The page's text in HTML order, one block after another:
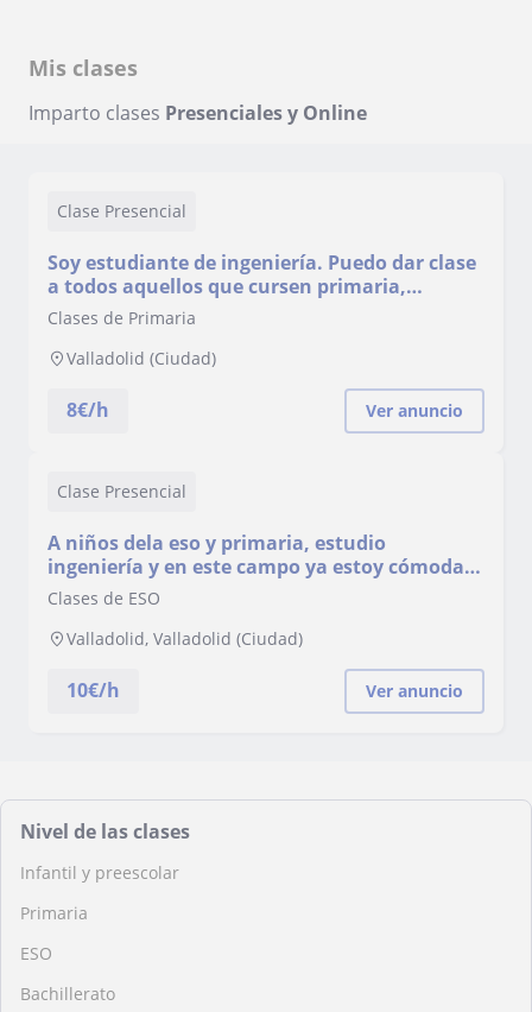
Mis clases
Imparto clases Presenciales y Online
Clase Presencial
Soy estudiante de ingeniería. Puedo dar clase
a todos aquellos que cursen primaria,
bachillerato, ESO y formación media.
Clases de Primaria
Valladolid (Ciudad)
8€/h Ver anuncio
Clase Presencial
A niños dela eso y primaria, estudio
ingeniería y en este campo ya estoy cómoda,
ya que tengo bastantes hermanos.
Clases de ESO
Valladolid, Valladolid (Ciudad)
10€/h Ver anuncio
Nivel de las clases
Infantil y preescolar
Primaria
ESO
Bachillerato